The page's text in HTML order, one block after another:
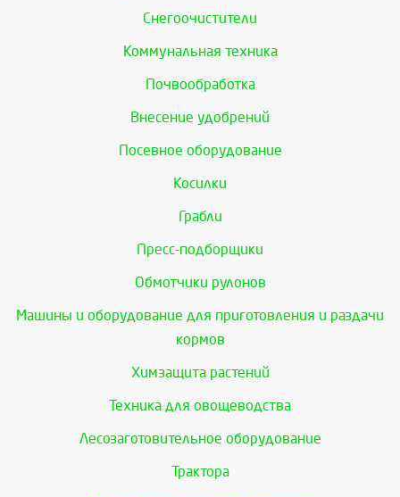
Снегоочистители
Коммунальная техника
Почвообработка
Внесение удобрений
Посевное оборудование
Косилки
Грабли
Пресс-подборщики
Обмотчики рулонов
Машины и оборудование для приготовления и раздачи
кормов
Химзащита растений
Техника для овощеводства
Лесозаготовительное оборудование
Трактора